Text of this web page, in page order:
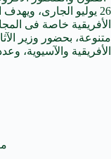
26 يوليو الجارى،
الأفريقية خاصة فى
متنوعة، بحضور وزير
الأفريقية والآسيوية،